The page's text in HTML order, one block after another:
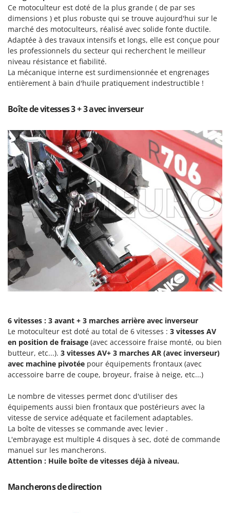
Rato
Reber
Redback
Resto Italia
Ribimex
Ripartrak
Ritter
Robomow
Rossofuoco
Rover Pompe
Royal Food
Ryobi
S
S.T.P.
Santos
Sbaraglia
Schnitzer
Seven Italy
Silky
Simatech
Sirman
Skil
Smartwood
Smeg
Snapper
Solidur
Spice Electronics
Spiralmac
Spyro
Ce motoculteur est doté de la plus grande ( de par ses
dimensions ) et plus robuste qui se trouve aujourd'hui sur le
marché des motoculteurs, réalisé avec solide fonte ductile.
Adaptée à des travaux intensifs et longs, elle est conçue pour
les professionnels du secteur qui recherchent le meilleur
niveau résistance et fiabilité.
La mécanique interne est surdimensionnée et engrenages
entièrement à bain d'huile pratiquement indestructible !
Boîte de vitesses 3 + 3 avec inverseur
6 vitesses : 3 avant + 3 marches arrière avec inverseur
Le motoculteur est doté au total de 6 vitesses : 3 vitesses AV
en position de fraisage (avec accessoire fraise monté, ou bien
butteur, etc...). 3 vitesses AV+ 3 marches AR (avec inverseur)
avec machine pivotée pour équipements frontaux (avec
accessoire barre de coupe, broyeur, fraise à neige, etc...)
Le nombre de vitesses permet donc d'utiliser des
équipements aussi bien frontaux que postérieurs avec la
vitesse de service adéquate et facilement adaptables.
La boîte de vitesses se commande avec levier .
L'embrayage est multiple 4 disques à sec, doté de commande
manuel sur les mancherons.
Attention : Huile boîte de vitesses déjà à niveau.
Mancherons de direction